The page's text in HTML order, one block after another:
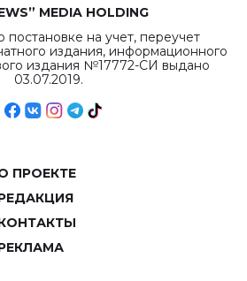
MEDIA HOLDING
постановке на учет, переучет
издания, информационного
издания №17772-СИ выдано
03.07.2019.
ПРОЕКТЕ